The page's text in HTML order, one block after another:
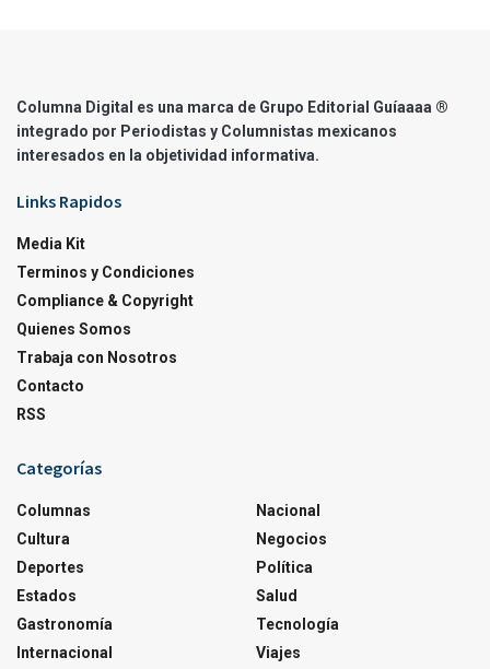
Columna Digital es una marca de Grupo Editorial Guíaaaa ®
integrado por Periodistas y Columnistas mexicanos
interesados en la objetividad informativa.
Links Rapidos
Media Kit
Terminos y Condiciones
Compliance & Copyright
Quienes Somos
Trabaja con Nosotros
Contacto
RSS
Categorías
Columnas
Cultura
Deportes
Estados
Gastronomía
Internacional
Nacional
Negocios
Política
Salud
Tecnología
Viajes